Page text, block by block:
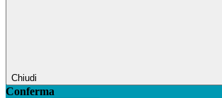
Chiudi
Conferma